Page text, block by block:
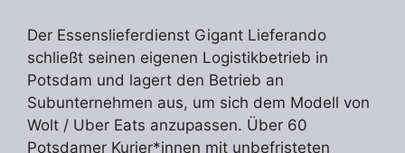
Der Essenslieferdienst Gigant Lieferando
schließt seinen eigenen Logistikbetrieb in
Potsdam und lagert den Betrieb an
Subunternehmen aus, um sich dem Modell von
Wolt / Uber Eats anzupassen. Über 60
Potsdamer Kurier*innen mit unbefristeten